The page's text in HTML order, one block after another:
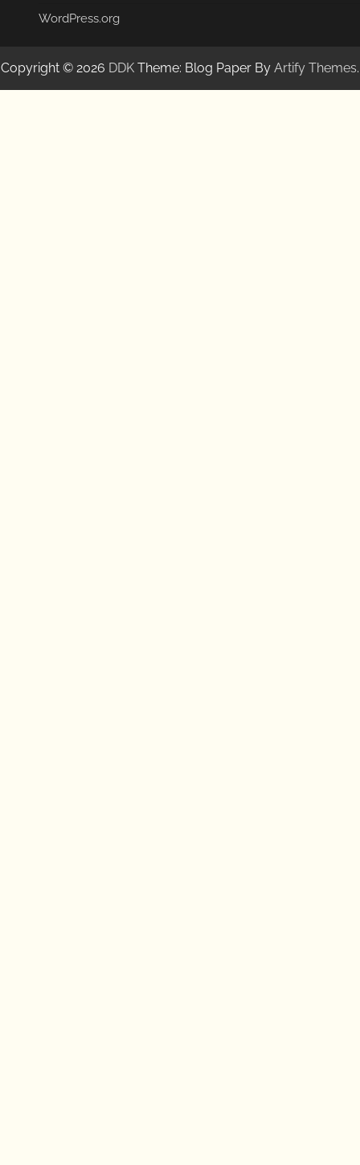
WordPress.org
Copyright © 2026 DDK Theme: Blog Paper By Artify Themes.